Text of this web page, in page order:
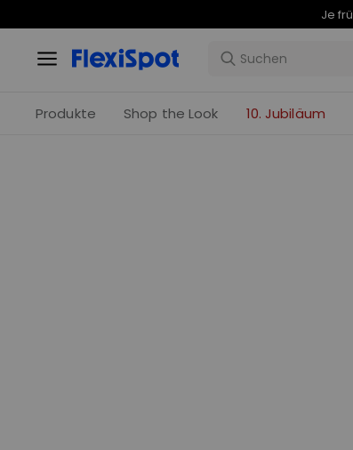
Produkte Shop the Look 10. Jubiläum